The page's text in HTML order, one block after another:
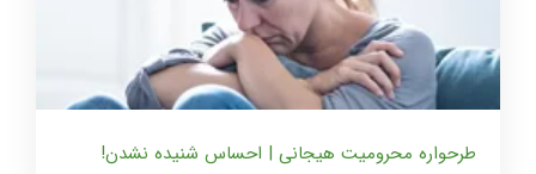
طرحواره محرومیت هیجانی | احساس شنیده نشدن!